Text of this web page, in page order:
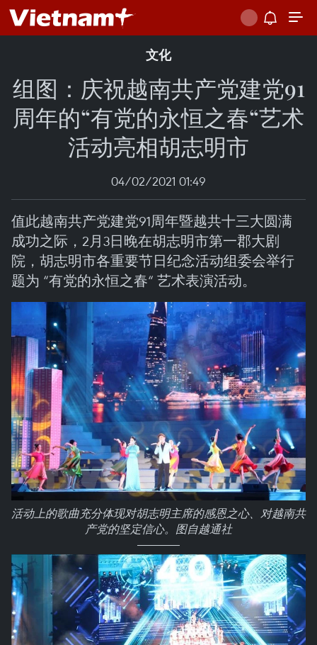
文化
组图：庆祝越南共产党建党91
周年的“有党的永恒之春“艺术
活动亮相胡志明市
04/02/2021 01:49
值此越南共产党建党91周年暨越共十三大圆满
成功之际，2月3日晚在胡志明市第一郡大剧
院，胡志明市各重要节日纪念活动组委会举行
题为 “有党的永恒之春“ 艺术表演活动。
活动上的歌曲充分体现对胡志明主席的感恩之心、对越南共
产党的坚定信心。图自越通社